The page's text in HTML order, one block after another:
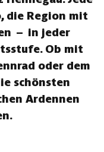
die Region mit
– in jeder
Ob mit
oder dem
schönsten
Ardennen